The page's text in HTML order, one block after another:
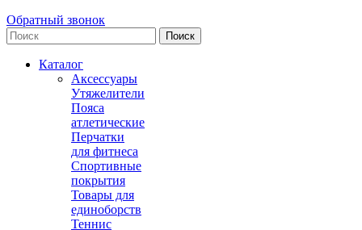
Обратный звонок
Поиск
Каталог
Аксессуары
Утяжелители
Пояса
атлетические
Перчатки
для фитнеса
Спортивные
покрытия
Товары для
единоборств
Теннис